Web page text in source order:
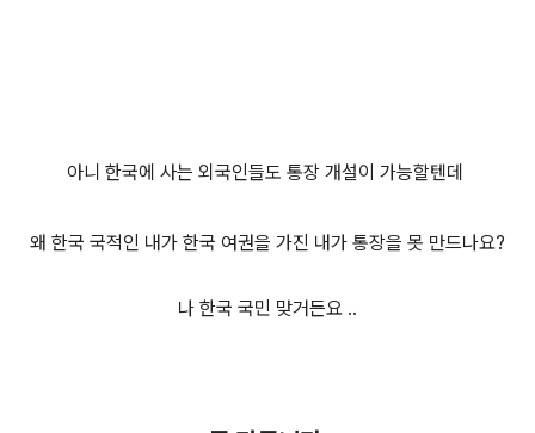
아니 한국에 사는 외국인들도 통장 개설이 가능할텐데
왜 한국 국적인 내가 한국 여권을 가진 내가 통장을 못 만드나요?
나 한국 국민 맞거든요 ..